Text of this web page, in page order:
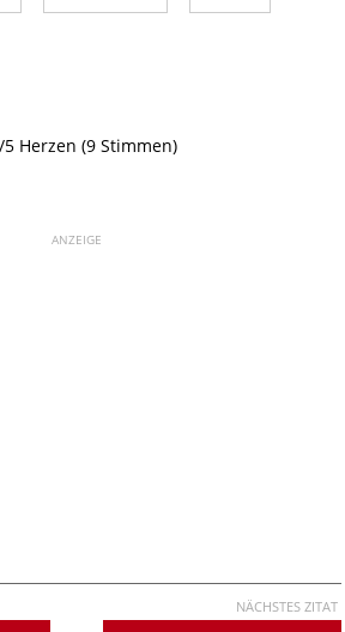
5 Herzen (9 Stimmen)
ANZEIGE
NÄCHSTES ZITAT